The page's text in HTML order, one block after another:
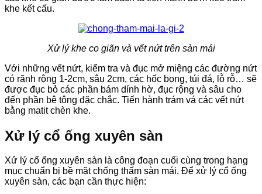
khe kết cấu.
Xử lý khe co giãn và vết nứt trên sàn mái
Với những vết nứt, kiểm tra và đục mở miệng các đường nứt
có rãnh rộng 1-2cm, sâu 2cm, các hốc bọng, túi đá, lỗ rỗ… sẽ
được đục bỏ các phần bám dính hờ, đục rộng và sâu cho
đến phần bê tông đặc chắc. Tiến hành trám vá các vết nứt
bằng matit chèn khe.
Xử lý cổ ống xuyên sàn
Xử lý cổ ống xuyên sàn là công đoạn cuối cùng trong hạng
mục chuẩn bị bề mặt chống thấm sàn mái. Để xử lý cổ ống
xuyên sàn, các bạn cần thực hiện: